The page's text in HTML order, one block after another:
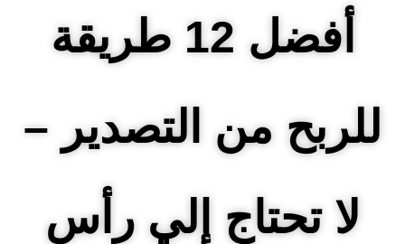
أفضل 12 طريقة
للربح من التصدير –
لا تحتاج إلي رأس